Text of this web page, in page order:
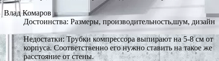
Влад Комаров
Достоинства: Размеры, производительность,шум, дизайн
Недостатки: Трубки компрессора выпирают на 5-8 см от
корпуса. Соответственно его нужно ставить на такое же
расстояние от стены.